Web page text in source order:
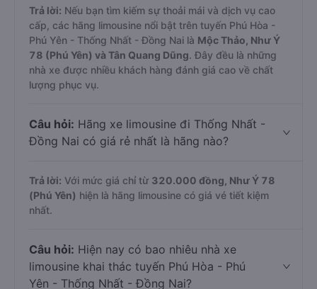
Trả lời: Nếu bạn tìm kiếm sự thoải mái và dịch vụ cao
cấp, các hãng limousine nổi bật trên tuyến Phú Hòa -
Phú Yên - Thống Nhất - Đồng Nai là Mộc Thảo, Như Ý
78 (Phú Yên) và Tân Quang Dũng. Đây đều là những
nhà xe được nhiều khách hàng đánh giá cao về chất
lượng phục vụ.
Câu hỏi: Hãng xe limousine đi Thống Nhất -
Đồng Nai có giá rẻ nhất là hãng nào?
Trả lời: Với mức giá chỉ từ 320.000 đồng, Như Ý 78
(Phú Yên) hiện là hãng limousine có giá vé tiết kiệm
nhất.
Câu hỏi: Hiện nay có bao nhiêu nhà xe
limousine khai thác tuyến Phú Hòa - Phú
Yên - Thống Nhất - Đồng Nai?